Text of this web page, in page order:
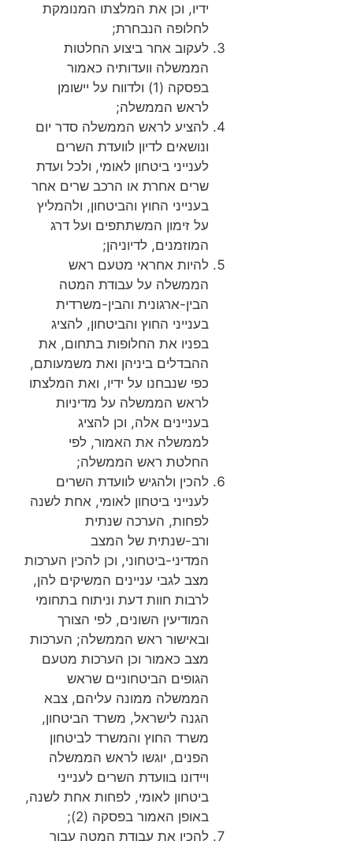
ידיו, וכן את המלצתו המנומקת
לחלופה הנבחרת;
לעקוב אחר ביצוע החלטות
הממשלה וועדותיה כאמור
בפסקה (1) ולדווח על יישומן
לראש הממשלה;
להציע לראש הממשלה סדר יום
ונושאים לדיון לוועדת השרים
לענייני ביטחון לאומי, ולכל ועדת
שרים אחרת או הרכב שרים אחר
בענייני החוץ והביטחון, ולהמליץ
על זימון המשתתפים ועל דרג
המוזמנים, לדיוניהן;
להיות אחראי מטעם ראש
הממשלה על עבודת המטה
הבין-ארגונית והבין-משרדית
בענייני החוץ והביטחון, להציג
בפניו את החלופות בתחום, את
ההבדלים ביניהן ואת משמעותם,
כפי שנבחנו על ידיו, ואת המלצתו
לראש הממשלה על מדיניות
בעניינים אלה, וכן להציג
לממשלה את האמור, לפי
החלטת ראש הממשלה;
להכין ולהגיש לוועדת השרים
לענייני ביטחון לאומי, אחת לשנה
לפחות, הערכה שנתית
ורב-שנתית של המצב
המדיני-ביטחוני, וכן להכין הערכות
מצב לגבי עניינים המשיקים להן,
לרבות חוות דעת וניתוח בתחומי
המודיעין השונים, לפי הצורך
ובאישור ראש הממשלה; הערכות
מצב כאמור וכן הערכות מטעם
הגופים הביטחוניים שראש
הממשלה ממונה עליהם, צבא
הגנה לישראל, משרד הביטחון,
משרד החוץ והמשרד לביטחון
הפנים, יוגשו לראש הממשלה
ויידונו בוועדת השרים לענייני
ביטחון לאומי, לפחות אחת לשנה,
באופן האמור בפסקה (2);
להכין את עבודת המטה עבור